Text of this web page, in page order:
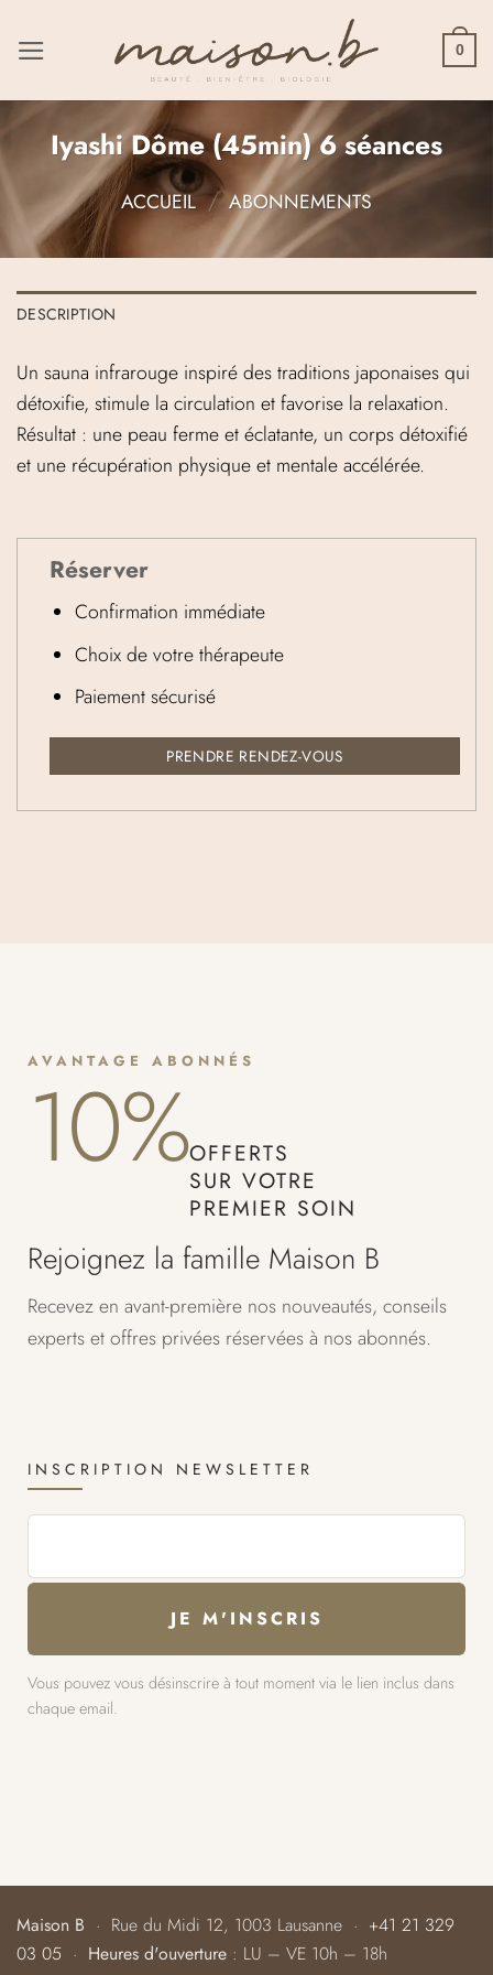
0
Iyashi Dôme (45min) 6 séances
ACCUEIL / ABONNEMENTS
DESCRIPTION
Un sauna infrarouge inspiré des traditions japonaises qui
détoxifie, stimule la circulation et favorise la relaxation.
Résultat : une peau ferme et éclatante, un corps détoxifié
et une récupération physique et mentale accélérée.
Réserver
Confirmation immédiate
Choix de votre thérapeute
Paiement sécurisé
PRENDRE RENDEZ-VOUS
AVANTAGE ABONNÉS
10%OFFERTS
SUR VOTRE
PREMIER SOIN
Rejoignez la famille Maison B
Recevez en avant-première nos nouveautés, conseils
experts et offres privées réservées à nos abonnés.
INSCRIPTION NEWSLETTER
Vous pouvez vous désinscrire à tout moment via le lien inclus dans
chaque email.
Maison B · Rue du Midi 12, 1003 Lausanne · +41 21 329
03 05 · Heures d'ouverture : LU – VE 10h – 18h